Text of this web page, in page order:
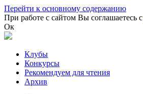
Перейти к основному содержанию
При работе с сайтом Вы соглашаетесь с
Ок
Клубы
Конкурсы
Рекомендуем для чтения
Архив